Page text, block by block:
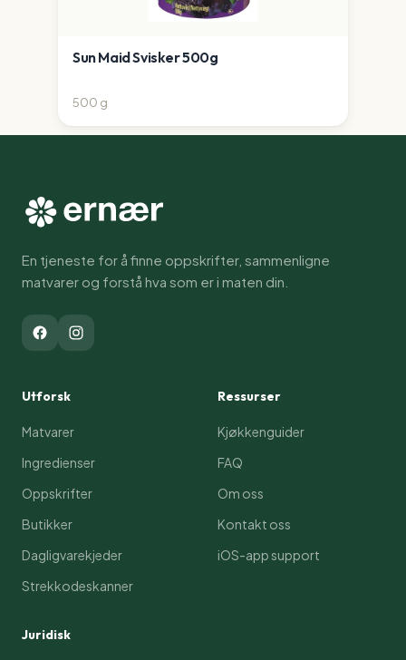
Sun Maid Svisker 500g
500 g
En tjeneste for å finne oppskrifter, sammenligne
matvarer og forstå hva som er i maten din.
Utforsk
Matvarer
Ingredienser
Oppskrifter
Butikker
Dagligvarekjeder
Strekkodeskanner
Ressurser
Kjøkkenguider
FAQ
Om oss
Kontakt oss
iOS-app support
Juridisk